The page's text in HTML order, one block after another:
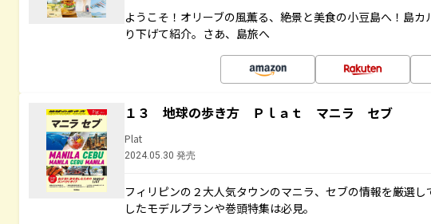
ようこそ！オリーブの風薫る、絶景と美食の小豆島へ！島
り下げて紹介。さあ、島旅へ
１３ 地球の歩き方 Ｐｌａｔ マニラ セブ
Plat
2024.05.30 発売
フィリピンの２大人気タウンのマニラ、セブの情報を厳選
したモデルプランや巻頭特集は必見。